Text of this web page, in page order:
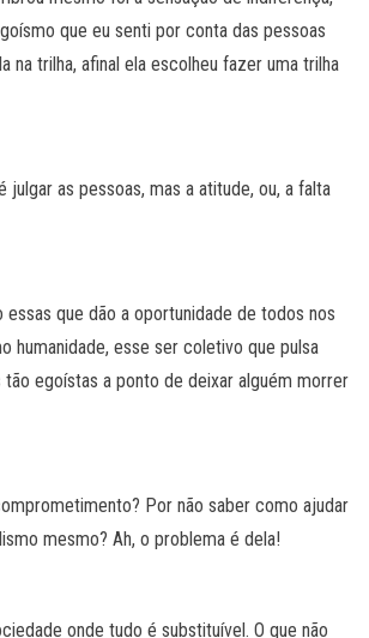
que eu senti por conta das pessoas
na trilha, afinal ela escolheu fazer uma trilha
julgar as pessoas, mas a atitude, ou, a falta
que dão a oportunidade de todos nos
humanidade, esse ser coletivo que pulsa
tão egoístas a ponto de deixar alguém morrer
Por não saber como ajudar
mesmo? Ah, o problema é dela!
onde tudo é substituível. O que não